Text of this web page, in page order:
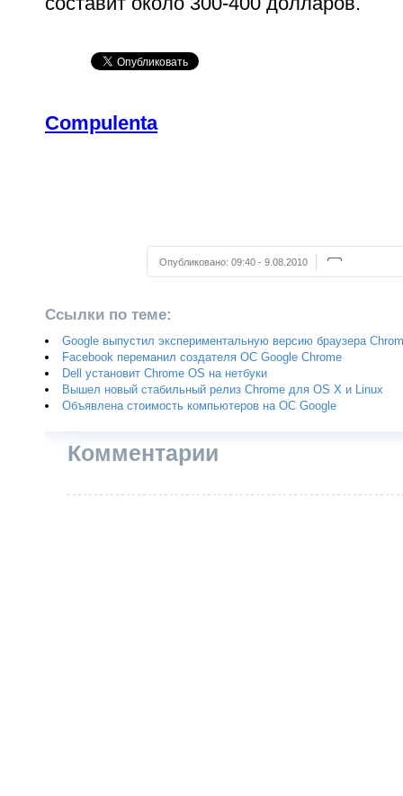
Compulenta
Опубликовано: 09:40 - 9.08.2010
Ссылки по теме:
Google выпустил экспериментальную версию браузера
Facebook переманил создателя ОС Google Chrome
Dell установит Chrome OS на нетбуки
Вышел новый стабильный релиз Chrome для OS X и Linux
Объявлена стоимость компьютеров на ОС Google
Комментарии